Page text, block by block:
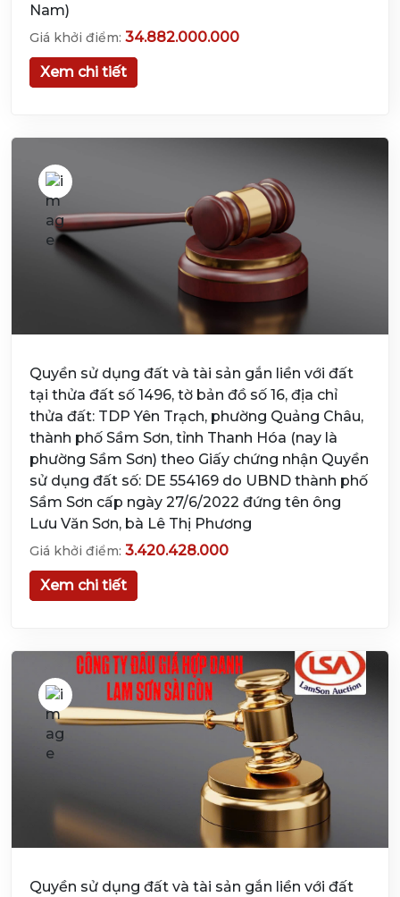
Nam)
Giá khởi điểm: 34.882.000.000
Xem chi tiết
Quyền sử dụng đất và tài sản gắn liền với đất
tại thửa đất số 1496, tờ bản đồ số 16, địa chỉ
thửa đất: TDP Yên Trạch, phường Quảng Châu,
thành phố Sầm Sơn, tỉnh Thanh Hóa (nay là
phường Sầm Sơn) theo Giấy chứng nhận Quyền
sử dụng đất số: DE 554169 do UBND thành phố
Sầm Sơn cấp ngày 27/6/2022 đứng tên ông
Lưu Văn Sơn, bà Lê Thị Phương
Giá khởi điểm: 3.420.428.000
Xem chi tiết
Quyền sử dụng đất và tài sản gắn liền với đất